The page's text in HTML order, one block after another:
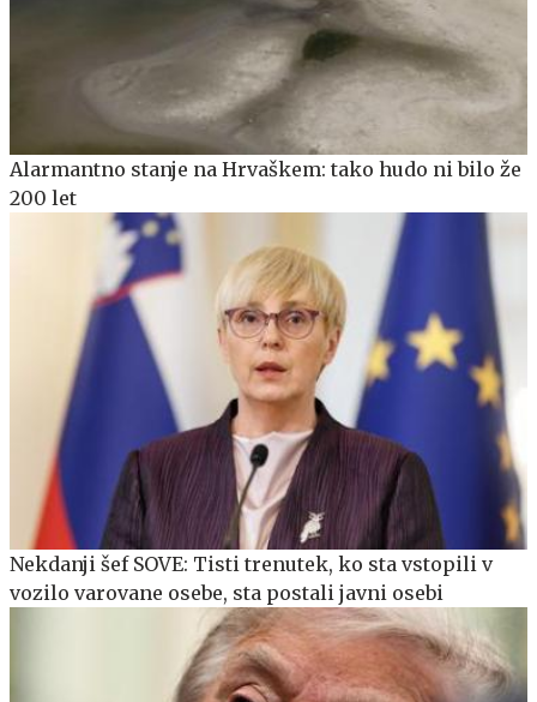
Alarmantno stanje na Hrvaškem: tako hudo ni bilo že
200 let
Nekdanji šef SOVE: Tisti trenutek, ko sta vstopili v
vozilo varovane osebe, sta postali javni osebi